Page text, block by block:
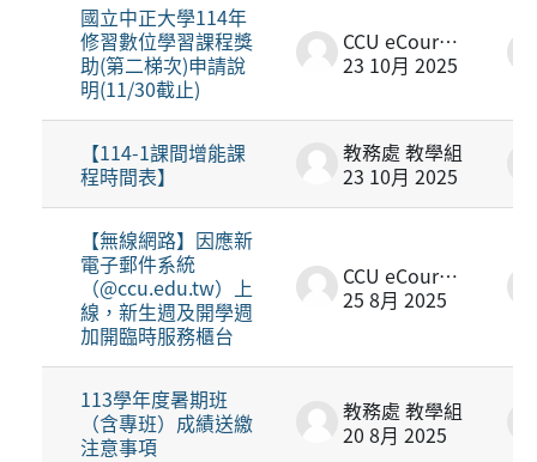
國立中正大學114年
修習數位學習課程獎
助(第二梯次)申請說
明(11/30截止)
CCU eCourse2
23 10月 2025
【114-1課間增能課
程時間表】
教務處 教學組
23 10月 2025
【無線網路】因應新
電子郵件系統
（@ccu.edu.tw）上
線，新生週及開學週
加開臨時服務櫃台
CCU eCourse2
25 8月 2025
113學年度暑期班
（含專班）成績送繳
注意事項
教務處 教學組
20 8月 2025